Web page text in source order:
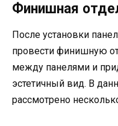
Финишная
После установки
провести финишную
между панелями и
эстетичный вид. В
рассмотрено